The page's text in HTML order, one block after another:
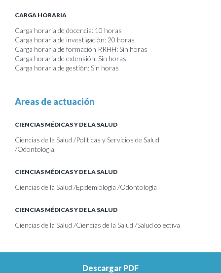
CARGA HORARIA
Carga horaria de docencia: 10 horas
Carga horaria de investigación: 20 horas
Carga horaria de formación RRHH: Sin horas
Carga horaria de extensión: Sin horas
Carga horaria de gestión: Sin horas
Areas de actuación
CIENCIAS MÉDICAS Y DE LA SALUD
Ciencias de la Salud /Politicas y Servicios de Salud
/Odontologia
CIENCIAS MÉDICAS Y DE LA SALUD
Ciencias de la Salud /Epidemiología /Odontología
CIENCIAS MÉDICAS Y DE LA SALUD
Ciencias de la Salud /Ciencias de la Salud /Salud colectiva
Descargar PDF